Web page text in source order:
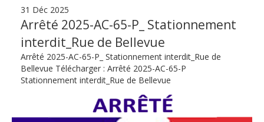
31 Déc 2025
Arrêté 2025-AC-65-P_ Stationnement
interdit_Rue de Bellevue
Arrêté 2025-AC-65-P_ Stationnement interdit_Rue de
Bellevue Télécharger : Arrêté 2025-AC-65-P
Stationnement interdit_Rue de Bellevue